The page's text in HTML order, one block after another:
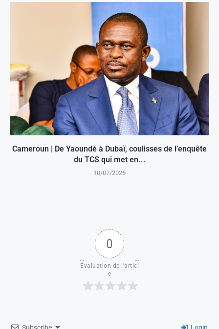
Cameroun | De Yaoundé à Dubaï, coulisses de l’enquête
du TCS qui met en...
10/07/2026
0
Évaluation de l'articl
e